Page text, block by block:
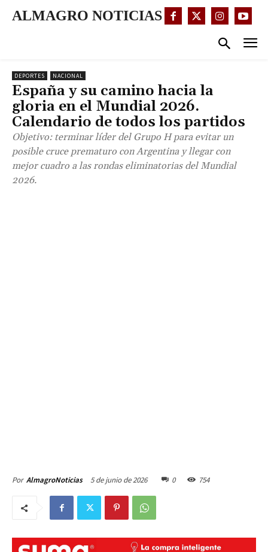
ALMAGRO NOTICIAS
DEPORTES NACIONAL
España y su camino hacia la
gloria en el Mundial 2026.
Calendario de todos los partidos
Objetivo: terminar líder del Grupo H para evitar un
posible cruce prematuro con Argentina y llegar con
mejor cuadro a las rondas eliminatorias del Mundial
2026.
Por AlmagroNoticias 5 de junio de 2026 0 754